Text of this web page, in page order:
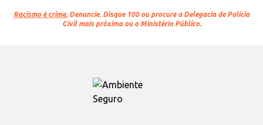
Racismo é crime. Denuncie. Disque 100 ou procure a Delegacia de Polícia
Civil mais próxima ou o Ministério Público.